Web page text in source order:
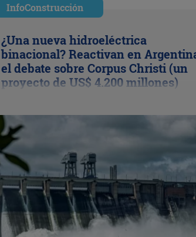
InfoConstrucción
¿Una nueva hidroeléctrica
binacional? Reactivan en
el debate sobre Corpus Christi (un
proyecto de US$ 4.200 millones)